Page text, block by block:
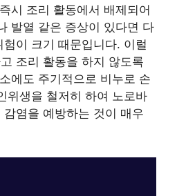
시 조리 활동에서 배제되어
발열 같은 증상이 있다면 다
이 크기 때문입니다. 이럴
조리 활동을 하지 않도록
에도 주기적으로 비누로 손
위생을 철저히 하여 노로바
염을 예방하는 것이 매우